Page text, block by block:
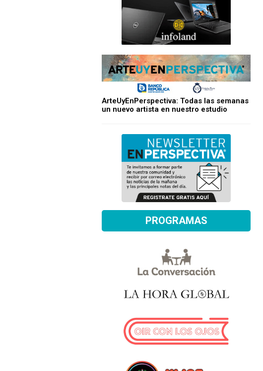
ArteUyEnPerspectiva: Todas las semanas
un nuevo artista en nuestro estudio
PROGRAMAS